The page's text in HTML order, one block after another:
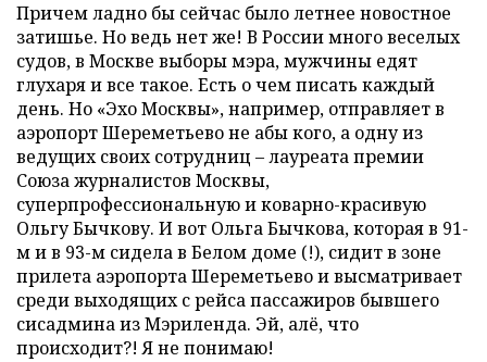
Причем ладно бы сейчас было летнее новостное
затишье. Но ведь нет же! В России много веселых
судов, в Москве выборы мэра, мужчины едят
глухаря и все такое. Есть о чем писать каждый
день. Но «Эхо Москвы», например, отправляет в
аэропорт Шереметьево не абы кого, а одну из
ведущих своих сотрудниц – лауреата премии
Союза журналистов Москвы,
суперпрофессиональную и коварно-красивую
Ольгу Бычкову. И вот Ольга Бычкова, которая в 91-
м и в 93-м сидела в Белом доме (!), сидит в зоне
прилета аэропорта Шереметьево и высматривает
среди выходящих с рейса пассажиров бывшего
сисадмина из Мэриленда. Эй, алё, что
происходит?! Я не понимаю!